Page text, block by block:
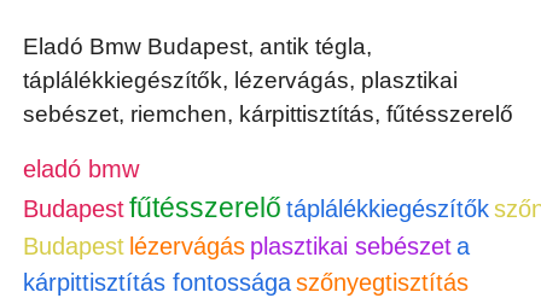
Eladó Bmw Budapest, antik tégla,
táplálékkiegészítők, lézervágás, plasztikai
sebészet, riemchen, kárpittisztítás, fűtésszerelő
eladó bmw
Budapestfűtésszerelő táplálékkiegészítők
Budapest lézervágás plasztikai sebészeta
kárpittisztítás fontosságaszőnyegtisztítás